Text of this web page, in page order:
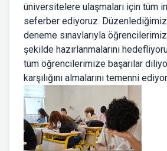
üniversitelere ulaşmaları için tüm
seferber ediyoruz.
deneme sınavlarıyla
şekilde hazırlanmalarını
tüm öğrencilerimize başarılar
karşılığını almalarını temenni